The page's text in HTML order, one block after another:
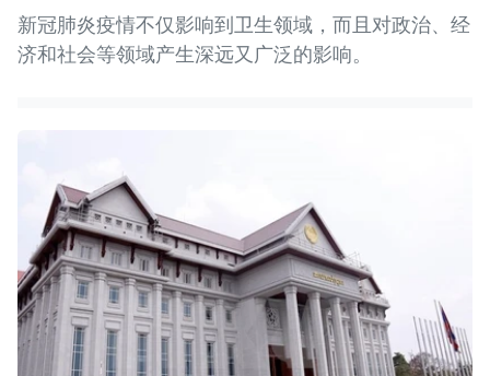
新冠肺炎疫情不仅影响到卫生领域，而且对政治、经
济和社会等领域产生深远又广泛的影响。